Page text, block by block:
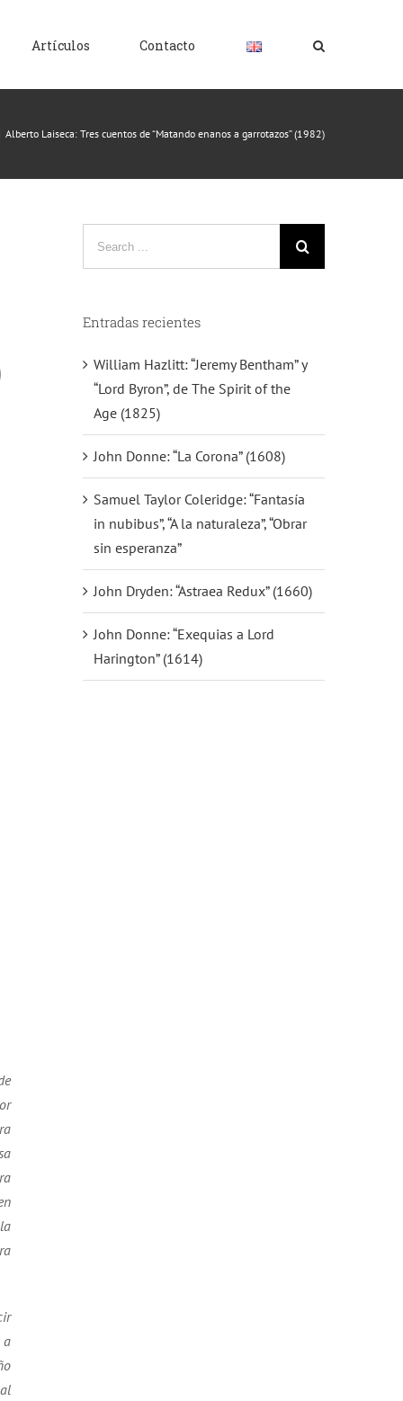
Artículos Contacto
Alberto Laiseca: Tres cuentos de “Matando enanos a garrotazos” (1982)
a
Entradas recientes
William Hazlitt: “Jeremy Bentham” y
“Lord Byron”, de The Spirit of the
Age (1825)
John Donne: “La Corona” (1608)
Samuel Taylor Coleridge: “Fantasía
in nubibus”, “A la naturaleza”, “Obrar
sin esperanza”
John Dryden: “Astraea Redux” (1660)
John Donne: “Exequias a Lord
Harington” (1614)